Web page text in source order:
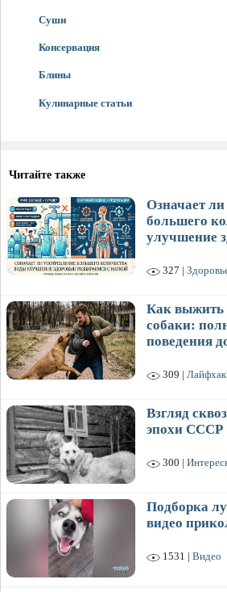
Суши
Консервация
Блины
Кулинарные статьи
Читайте также
Означает
большего
улучшение
327 |
Как выжить
собаки:
поведения
309 | Лайфхак
Взгляд
эпохи СССР
300 |
Подборка
видео
1531 | Видео